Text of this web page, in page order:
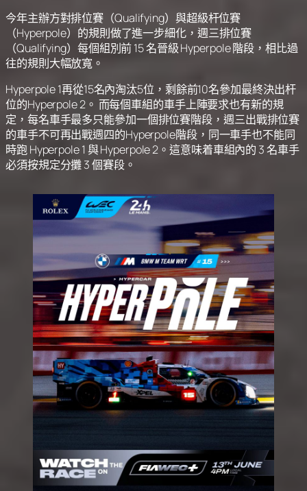
今年主辦方對排位賽（Qualifying）與超級杆位賽
（Hyperpole）的規則做了進一步細化，週三排位賽
（Qualifying）每個組別前 15 名晉級 Hyperpole 階段，相比過
往的規則大幅放寬。
Hyperpole 1再從15名內淘汰5位，剩餘前10名參加最終決出杆
位的Hyperpole 2。 而每個車組的車手上陣要求也有新的規
定，每名車手最多只能參加一個排位賽階段，週三出戰排位賽
的車手不可再出戰週四的Hyperpole階段，同一車手也不能同
時跑 Hyperpole 1 與 Hyperpole 2。這意味着車組內的 3 名車手
必須按規定分攤 3 個賽段。